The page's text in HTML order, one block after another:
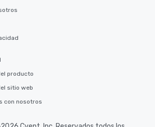
producto
sitio web
con nosotros